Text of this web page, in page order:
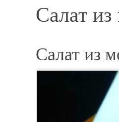
Салат
Салат из